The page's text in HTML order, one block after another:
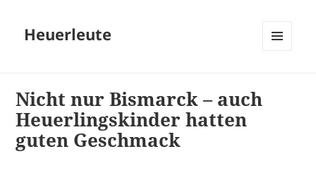
Heuerleute
Nicht nur Bismarck – auch
Heuerlingskinder hatten
guten Geschmack